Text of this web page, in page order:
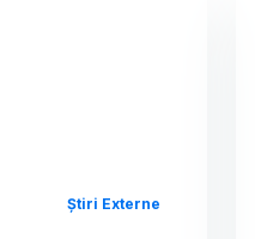
Știri Externe